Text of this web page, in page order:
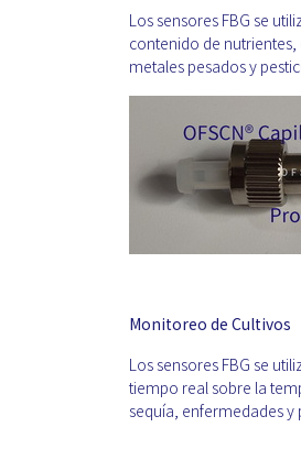
Los sensores FBG se
contenido de
metales pesados y
Monitoreo de Cultivos
Los sensores FBG se
tiempo real sobre la
sequía, enfermedades